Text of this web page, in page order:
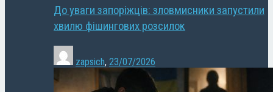
До уваги запоріжців: зловмисники запустили
хвилю фішингових розсилок
zapsich, 23/07/2026